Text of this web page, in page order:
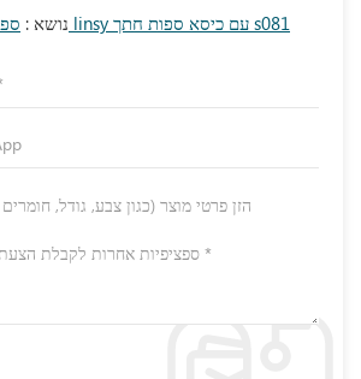
נושא : ספה מודולרית בצורת linsy עם כיסא ספות חתך s081